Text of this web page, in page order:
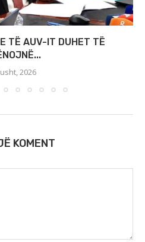
TË AUV-IT DUHET TË
2026
KOMENT